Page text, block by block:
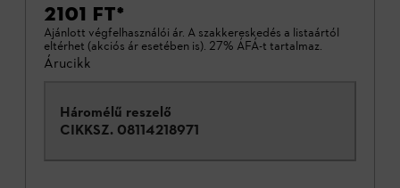
2101 FT*
Ajánlott végfelhasználói ár. A szakkereskedés a listaártól
eltérhet (akciós ár esetében is). 27% ÁFÁ-t tartalmaz.
Árucikk
Háromélű reszelő
CIKKSZ. 08114218971